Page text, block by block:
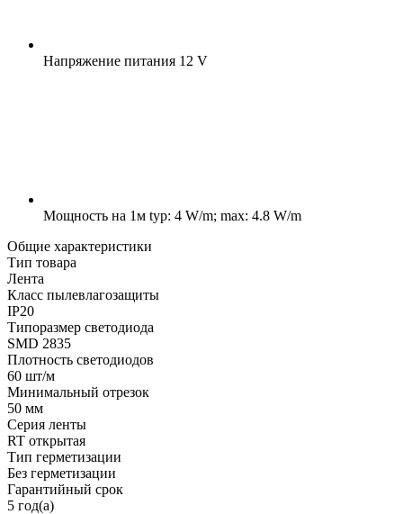
Напряжение питания 12 V
Мощность на 1м typ: 4 W/m; max: 4.8 W/m
Общие характеристики
Тип товара
Лента
Класс пылевлагозащиты
IP20
Типоразмер светодиода
SMD 2835
Плотность светодиодов
60 шт/м
Минимальный отрезок
50 мм
Серия ленты
RT открытая
Тип герметизации
Без герметизации
Гарантийный срок
5 год(а)